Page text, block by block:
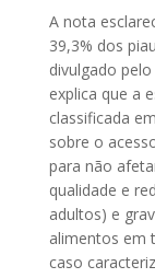
A nota
39,3% dos
divulgado
explica que a
classificada
sobre o
para não
qualidade e
adultos) e
alimentos em
caso